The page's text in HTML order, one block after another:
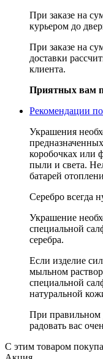
При заказе на
курьером до
При заказе на
доставки
клиента.
Приятных вам
Рекомендации
Украшения
коробочках или
пыли и света.
батарей
Серебро всегда
Украшение
специальной
серебра.
Если изделие
мыльном
специальной
натуральной
При правильном
радовать вас
С этим товаром